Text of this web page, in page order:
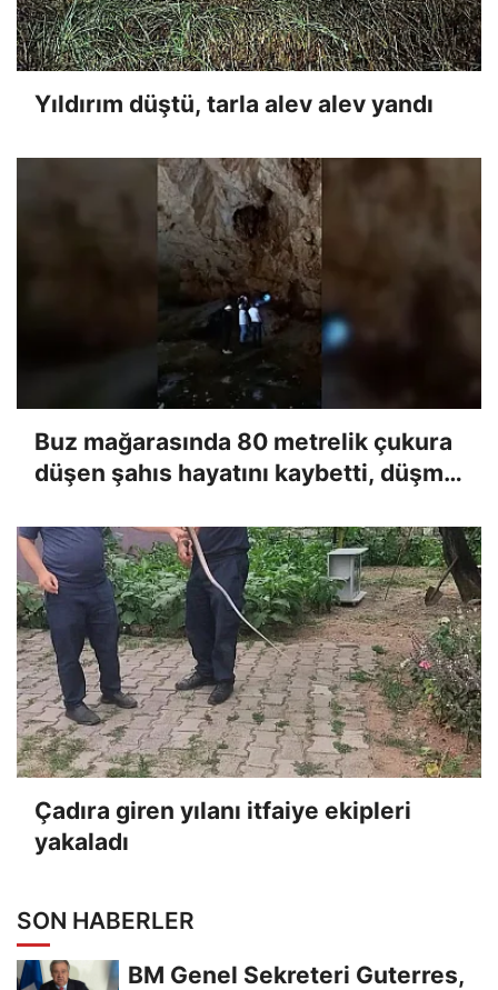
Yıldırım düştü, tarla alev alev yandı
Buz mağarasında 80 metrelik çukura
düşen şahıs hayatını kaybetti, düşme
Çadıra giren yılanı itfaiye ekipleri
yakaladı
SON HABERLER
BM Genel Sekreteri Guterres,